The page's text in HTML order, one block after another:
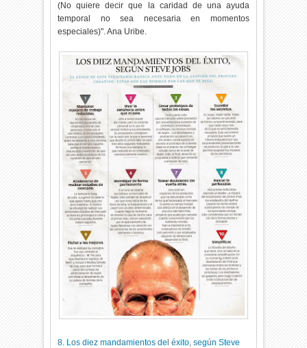
(No quiere decir que la caridad de una ayuda
temporal no sea necesaria en momentos
especiales)". Ana Uribe.
8. Los diez mandamientos del éxito, según Steve